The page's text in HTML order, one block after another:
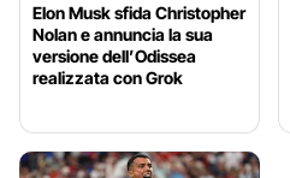
Elon Musk sfida Christopher
Nolan e annuncia la sua
versione dell’Odissea
realizzata con Grok